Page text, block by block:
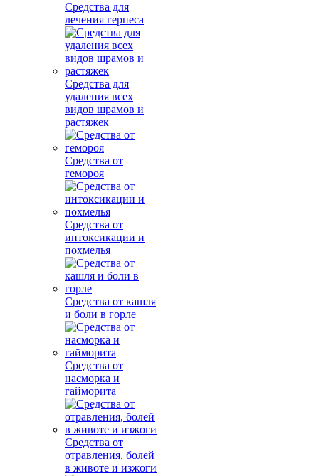
Средства для
лечения герпеса
Средства для
удаления всех
видов шрамов и
растяжек
Средства от
гемороя
Средства от
интоксикации и
похмелья
Средства от кашля
и боли в горле
Средства от
насморка и
гайморита
Средства от
отравления, болей
в животе и изжоги